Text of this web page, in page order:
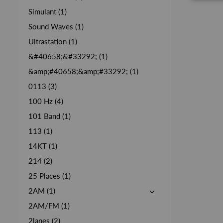
Simulant (1)
Sound Waves (1)
Ultrastation (1)
&#40658;&#33292; (1)
&amp;#40658;&amp;#33292; (1)
0113 (3)
100 Hz (4)
101 Band (1)
113 (1)
14KT (1)
214 (2)
25 Places (1)
2AM (1)
2AM/FM (1)
2lanes (2)